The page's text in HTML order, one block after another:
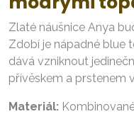
Zlaté náušnice Anya
Zdobí je nápadné blue
dává vzniknout
přívěskem a prstenem
Materiál: